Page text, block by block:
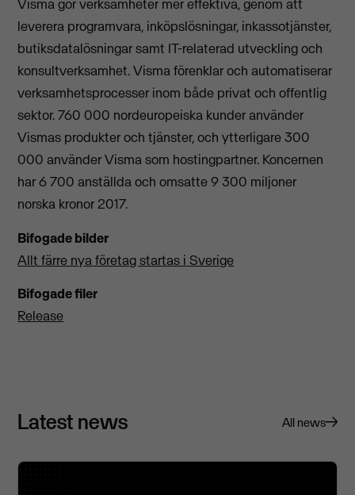
Visma gör verksamheter mer effektiva, genom att
leverera programvara, inköpslösningar, inkassotjänster,
butiksdatalösningar samt IT-relaterad utveckling och
konsultverksamhet. Visma förenklar och automatiserar
verksamhetsprocesser inom både privat och offentlig
sektor. 760 000 nordeuropeiska kunder använder
Vismas produkter och tjänster, och ytterligare 300
000 använder Visma som hostingpartner. Koncernen
har 6 700 anställda och omsatte 9 300 miljoner
norska kronor 2017.
Bifogade bilder
Allt färre nya företag startas i Sverige
Bifogade filer
Release
Latest news All news